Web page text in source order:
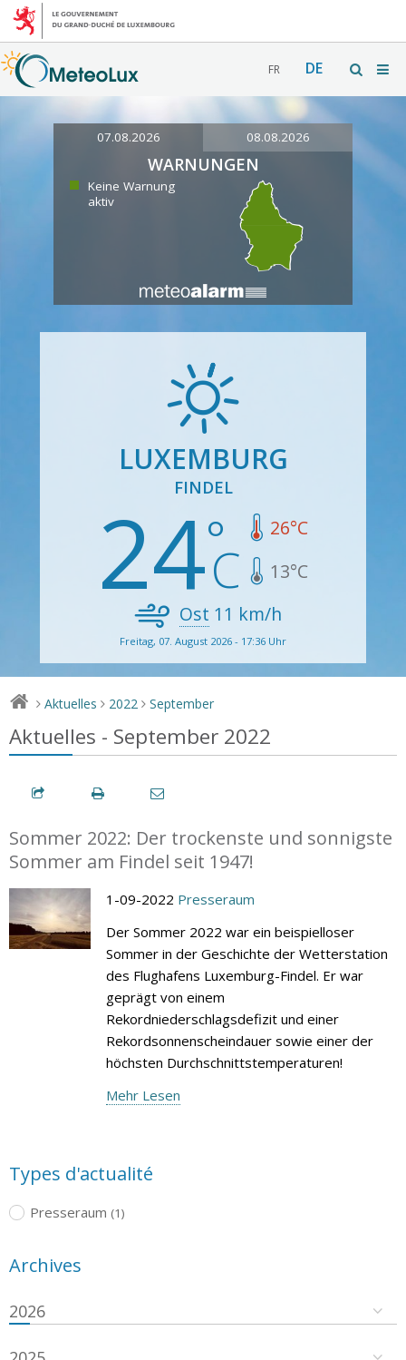
FR DE
07.08.2026 08.08.2026
WARNUNGEN
Keine Warnung
aktiv
LUXEMBURG
FINDEL
24 26°C
13°C
Ost 11 km/h
Freitag, 07. August 2026 - 17:36 Uhr
> Aktuelles > 2022 > September
Aktuelles - September 2022
Sommer 2022: Der trockenste und sonnigste
Sommer am Findel seit 1947!
1-09-2022 Presseraum
Der Sommer 2022 war ein beispielloser
Sommer in der Geschichte der Wetterstation
des Flughafens Luxemburg-Findel. Er war
geprägt von einem
Rekordniederschlagsdefizit und einer
Rekordsonnenscheindauer sowie einer der
höchsten Durchschnittstemperaturen!
Mehr Lesen
Types d'actualité
Presseraum (1)
Archives
2026